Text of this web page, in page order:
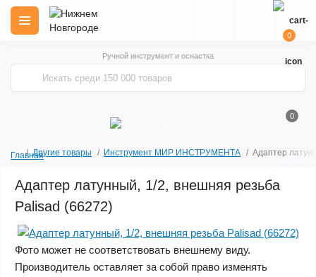
Ручной инструмент и оснастка
0
0
ГлавнаяДругие товары Инструмент МИР ИНСТРУМЕНТА Адаптер
Адаптер латунный, 1/2, внешняя резьба
Palisad (66272)
Фото может не соответствовать внешнему виду.
Производитель оставляет за собой право изменять